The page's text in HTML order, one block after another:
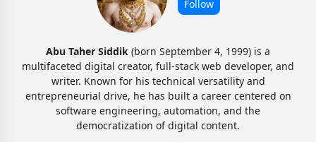
Abu Taher Siddik (born September 4, 1999) is a
multifaceted digital creator, full-stack web developer, and
writer. Known for his technical versatility and
entrepreneurial drive, he has built a career centered on
software engineering, automation, and the
democratization of digital content.